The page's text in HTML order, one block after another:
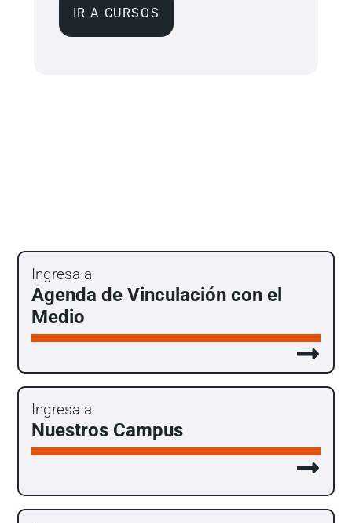
IR A CURSOS
Ingresa a
Agenda de Vinculación con el
Medio
Ingresa a
Nuestros Campus